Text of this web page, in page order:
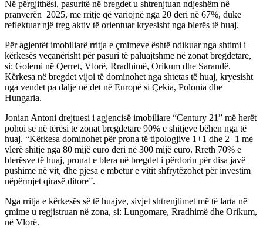
Në përgjithësi, pasuritë në bregdet u shtrenjtuan ndjeshëm në
pranverën 2025, me rritje që variojnë nga 20 deri në 67%, duke
reflektuar një treg aktiv të orientuar kryesisht nga blerës të huaj.
Për agjentët imobiliarë rritja e çmimeve është ndikuar nga shtimi i
kërkesës veçanërisht për pasuri të paluajtshme në zonat bregdetare,
si: Golemi në Qerret, Vlorë, Rradhimë, Orikum dhe Sarandë.
Kërkesa në bregdet vijoi të dominohet nga shtetas të huaj, kryesisht
nga vendet pa dalje në det në Europë si Çekia, Polonia dhe
Hungaria.
Jonian Antoni drejtuesi i agjencisë imobiliare “Century 21” më herët
pohoi se në tërësi te zonat bregdetare 90% e shitjeve bëhen nga të
huaj. “Kërkesa dominohet për prona të tipologjive 1+1 dhe 2+1 me
vlerë shitje nga 80 mijë euro deri në 300 mijë euro. Rreth 70% e
blerësve të huaj, pronat e blera në bregdet i përdorin për disa javë
pushime në vit, dhe pjesa e mbetur e vitit shfrytëzohet për investim
nëpërmjet qirasë ditore”.
Nga rritja e kërkesës së të huajve, sivjet shtrenjtimet më të larta në
çmime u regjistruan në zona, si: Lungomare, Rradhimë dhe Orikum,
në Vlorë.